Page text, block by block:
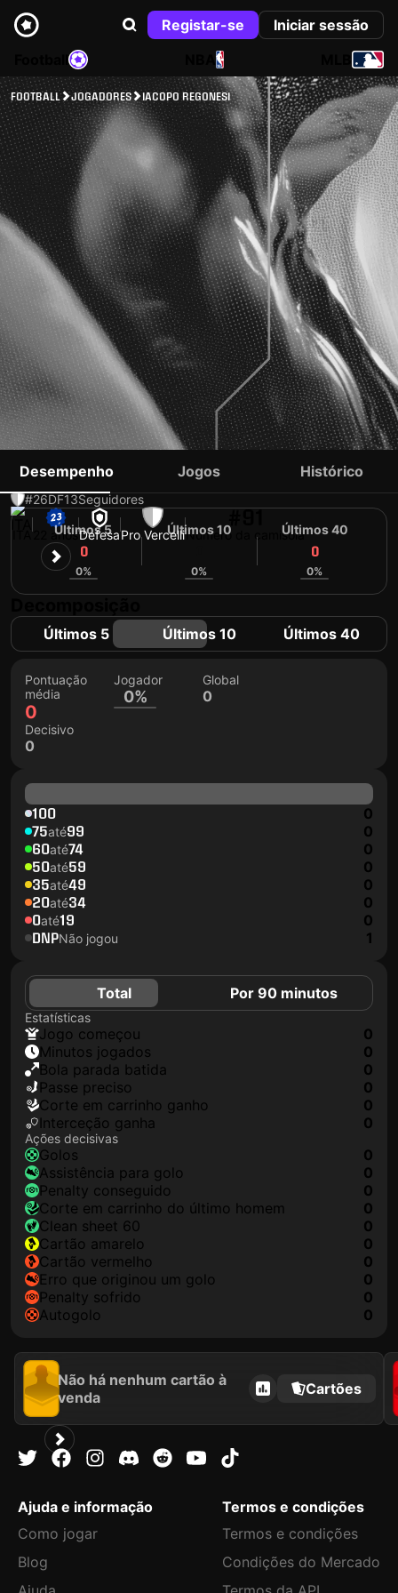
Registar-se
Iniciar sessão
NBA
FOOTBALL JOGADORES IACOPO REGONESI
IACOPO REGONESI
#26DF13Seguidores
22 anosDefesaPro VercelliNúmero da camisola
Desempenho Jogos Histórico
Últimos 5
0
0%
Últimos 10
0%
Últimos 40
0
0%
Últimos 5 Últimos 10 Últimos 40
Pontuação
média
0
Jogador
0%
Global
0
Decisivo
0
100 0
75até99 0
60até74 0
50até59 0
35até49 0
20até34 0
0até19 0
DNPNão jogou 1
Total Por 90 minutos
Estatísticas
jogo começou
0
minutos jogados
0
Bola parada batida
0
passe preciso
0
corte em carrinho ganho
0
interceção ganha
0
Ações decisivas
golos
0
assistência para golo
0
penalty conseguido
0
corte em carrinho do último homem
0
clean sheet 60
0
cartão amarelo
0
cartão vermelho
0
erro que originou um golo
0
penalty sofrido
0
autogolo
0
Não há nenhum cartão à
venda
Cartões
Ajuda e informação
Como jogar
Blog
Termos e condições
Termos e condições
Condições do Mercado